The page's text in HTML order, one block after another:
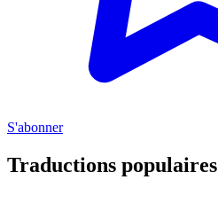
S'abonner
Traductions populaires